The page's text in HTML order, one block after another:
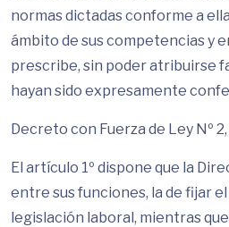
normas dictadas conforme a
ámbito de sus competencias y
prescribe, sin poder atribuirse
hayan sido expresamente
Decreto con Fuerza de Ley Nº
El artículo 1º dispone que la
entre sus funciones, la de fijar
legislación laboral, mientras